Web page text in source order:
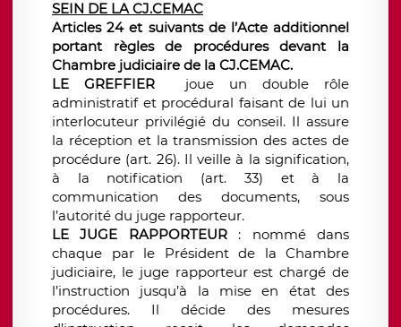
SEIN DE LA CJ.CEMAC
Articles 24 et suivants de l’Acte additionnel
portant règles de procédures devant la
Chambre judiciaire de la CJ.CEMAC.
LE GREFFIER joue un double rôle
administratif et procédural faisant de lui un
interlocuteur privilégié du conseil. Il assure
la réception et la transmission des actes de
procédure (art. 26). Il veille à la signification,
à la notification (art. 33) et à la
communication des documents, sous
l’autorité du juge rapporteur.
LE JUGE RAPPORTEUR: nommé dans
chaque par le Président de la Chambre
judiciaire, le juge rapporteur est chargé de
l’instruction jusqu’à la mise en état des
procédures. Il décide des mesures